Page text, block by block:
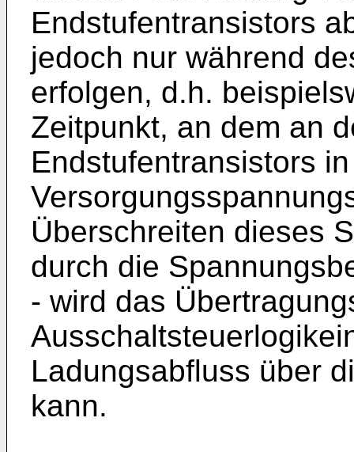
Endstufentransistors
jedoch nur während
erfolgen, d.h.
Zeitpunkt, an dem an
Endstufentransistors
Überschreiten dieses
durch die
- wird das
Ladungsabfluss über
kann.